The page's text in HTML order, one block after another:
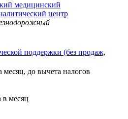
медицинский
центр
поддержки (без продаж,
месяц, до вычета налогов
месяц